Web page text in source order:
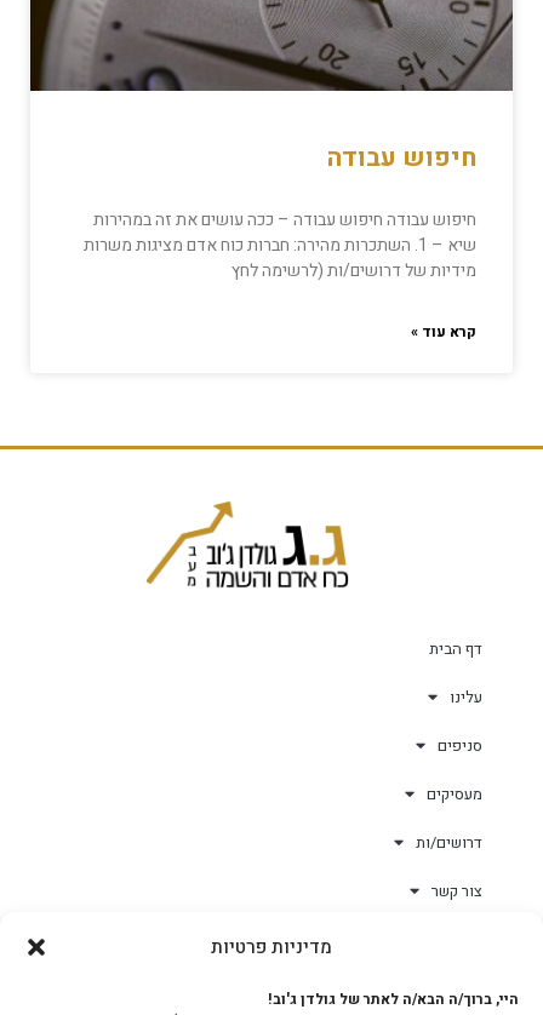
מדיניות פרטיות
היי, ברוך/ה הבא/ה לאתר של גולדן ג'וב!
חיפוש עבודה
חיפוש עבודה חיפוש עבודה – ככה עושים את זה במהירות
שיא – 1. השתכרות מהירה: חברות כוח אדם מציגות משרות
מידיות של דרושים/ות (לרשימה לחץ
קרא עוד »
דף הבית
עלינו
סניפים
מעסיקים
דרושים/ות
צור קשר